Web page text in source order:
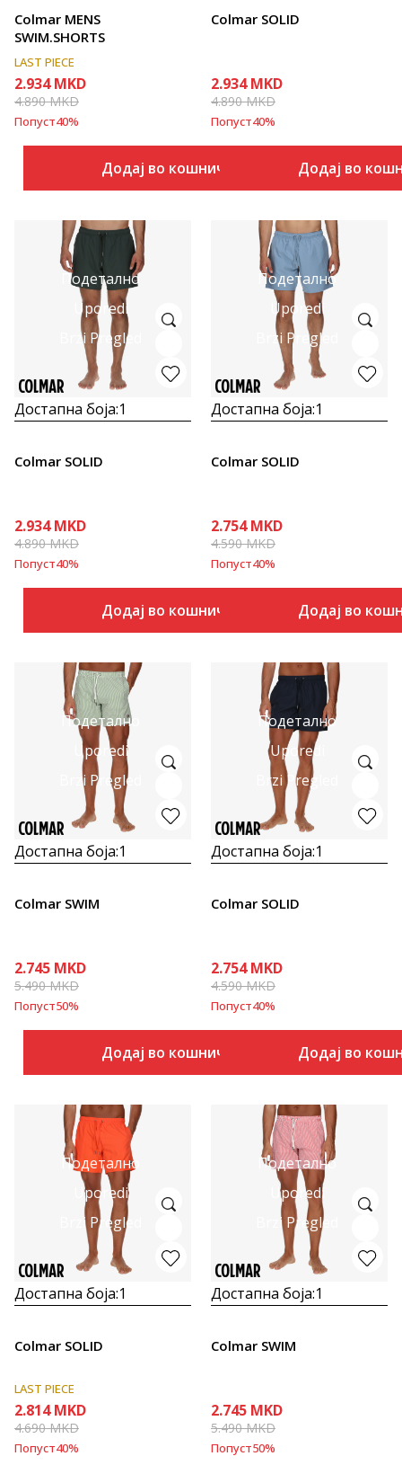
Colmar MENS
SWIM.SHORTS
LAST PIECE
2.934 MKD
4.890MKD
Попуст40%
Додај во кошничка
Colmar SOLID
2.934 MKD
4.890MKD
Попуст40%
Додај во
Подетално
Uporedi
Brzi Pregled
Достапна боја:1
Colmar SOLID
2.934 MKD
4.890MKD
Попуст40%
Додај во кошничка
Подетално
Uporedi
Brzi Pregled
Достапна боја:1
Colmar SOLID
2.754 MKD
4.590MKD
Попуст40%
Додај во
Подетално
Uporedi
Brzi Pregled
Достапна боја:1
Colmar SWIM
2.745 MKD
5.490MKD
Попуст50%
Додај во кошничка
Подетално
Uporedi
Brzi Pregled
Достапна боја:1
Colmar SOLID
2.754 MKD
4.590MKD
Попуст40%
Додај во
Подетално
Uporedi
Brzi Pregled
Достапна боја:1
Colmar SOLID
LAST PIECE
2.814 MKD
4.690MKD
Попуст40%
Подетално
Uporedi
Brzi Pregled
Достапна боја:1
Colmar SWIM
2.745 MKD
5.490MKD
Попуст50%